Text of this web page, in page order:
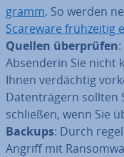
gramm. So werden
Scareware früh­zei­tig
Quellen über­prü­fen
Ab­sen­de­rin Sie nicht
Ihnen ver­däch­tig
Da­ten­trä­gern sollten
schlie­ßen, wenn Sie
Backups: Durch
Angriff mit